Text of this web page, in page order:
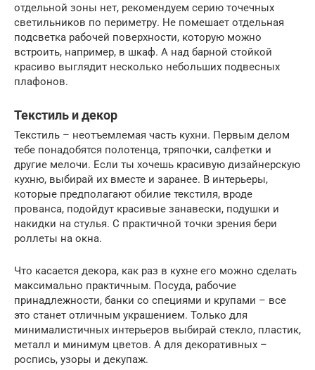
отдельной зоны нет, рекомендуем серию точечных
светильников по периметру. Не помешает отдельная
подсветка рабочей поверхности, которую можно
встроить, например, в шкаф. А над барной стойкой
красиво выглядит несколько небольших подвесных
плафонов.
Текстиль и декор
Текстиль – неотъемлемая часть кухни. Первым делом
тебе понадобятся полотенца, тряпочки, салфетки и
другие мелочи. Если ты хочешь красивую дизайнерскую
кухню, выбирай их вместе и заранее. В интерьеры,
которые предполагают обилие текстиля, вроде
прованса, подойдут красивые занавески, подушки и
накидки на стулья. С практичной точки зрения бери
роллеты на окна.
Что касается декора, как раз в кухне его можно сделать
максимально практичным. Посуда, рабочие
принадлежности, банки со специями и крупами – все
это станет отличным украшением. Только для
минималистичных интерьеров выбирай стекло, пластик,
металл и минимум цветов. А для декоративных –
роспись, узоры и декупаж.